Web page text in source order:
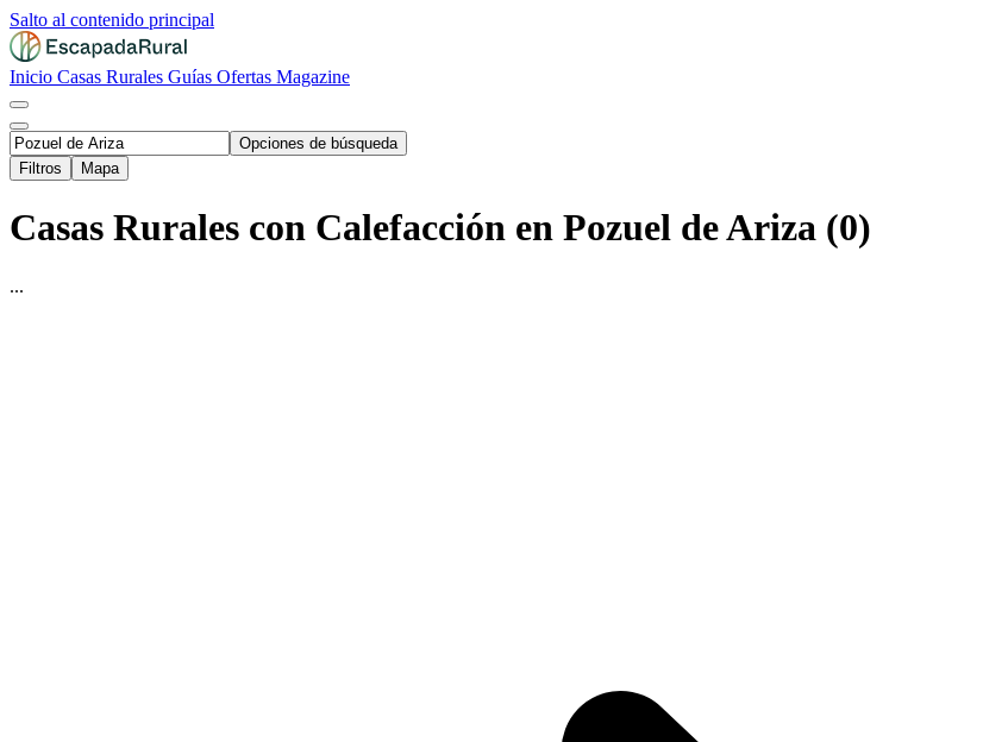
Salto al contenido principal
Inicio Casas Rurales Guías Ofertas Magazine
Opciones de búsqueda
Filtros
Mapa
Casas Rurales con Calefacción en Pozuel de Ariza (0)
...